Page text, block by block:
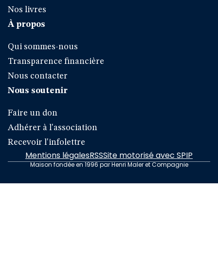
Nos livres
À propos
Qui sommes-nous
Transparence financière
Nous contacter
Nous soutenir
Faire un don
Adhérer à l'association
Recevoir l'infolettre
Mentions légalesRSSSite motorisé avec SPIP
Maison fondée en 1996 par Henri Maler et Compagnie